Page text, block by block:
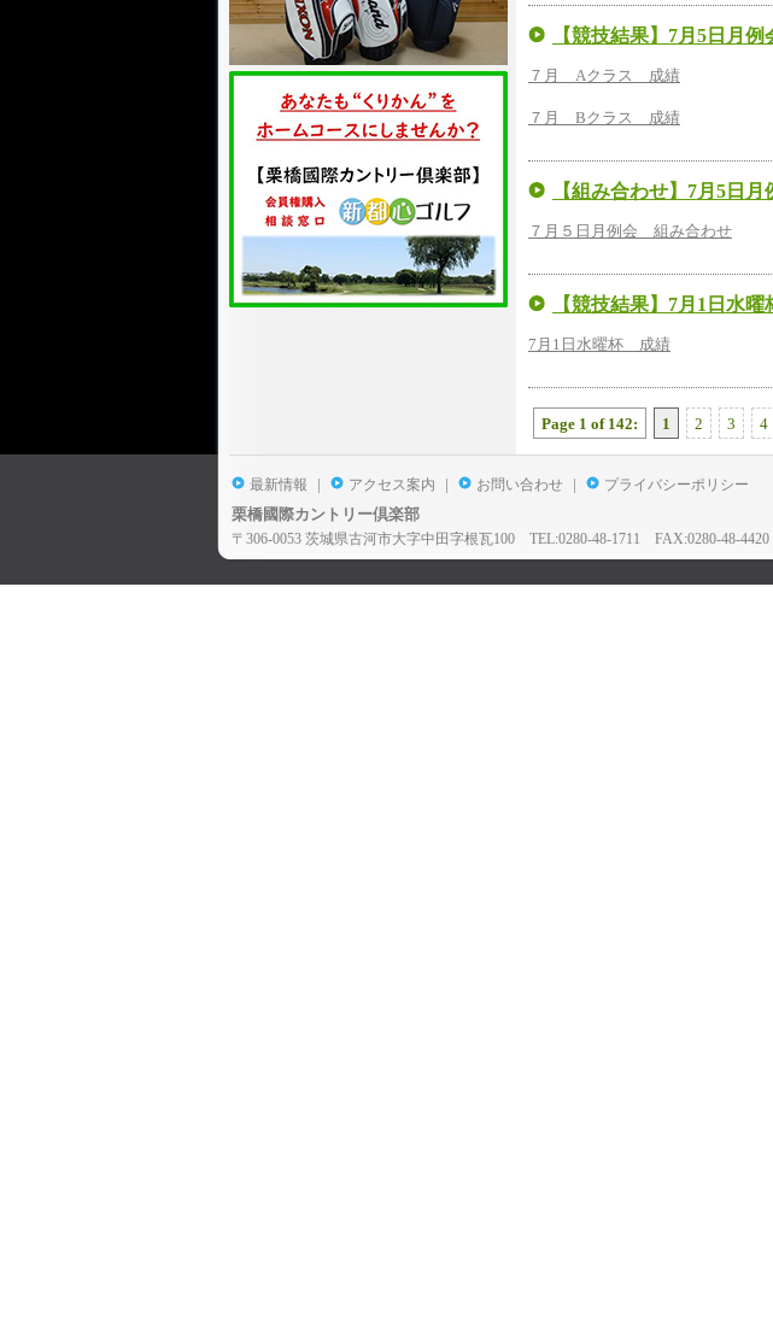
【競技結果】7月5日月例
７月 Aクラス 成績
７月 Bクラス 成績
【組み合わせ】7月5日月
７月５日月例会 組み合わせ
【競技結果】7月1日水曜
7月1日水曜杯 成績
Page 1 of 142: 1 2 3 4
最新情報 | アクセス案内 | お問い合わせ | プライバシーポリシー
栗橋國際カントリー倶楽部
〒306-0053 茨城県古河市大字中田字根瓦100 TEL:0280-48-1711 FAX:0280-48-4420